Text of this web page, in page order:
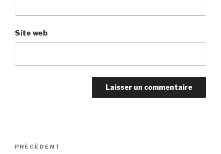
Site web
Navigation
Article
PRÉCÉDENT